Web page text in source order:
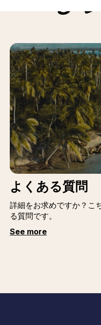
も
よくある質問
詳細をお求めですか？こ
る質問です。
See more